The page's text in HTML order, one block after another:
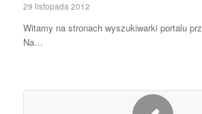
29 listopada 2012
Witamy na stronach wyszukiwarki portalu
Na…